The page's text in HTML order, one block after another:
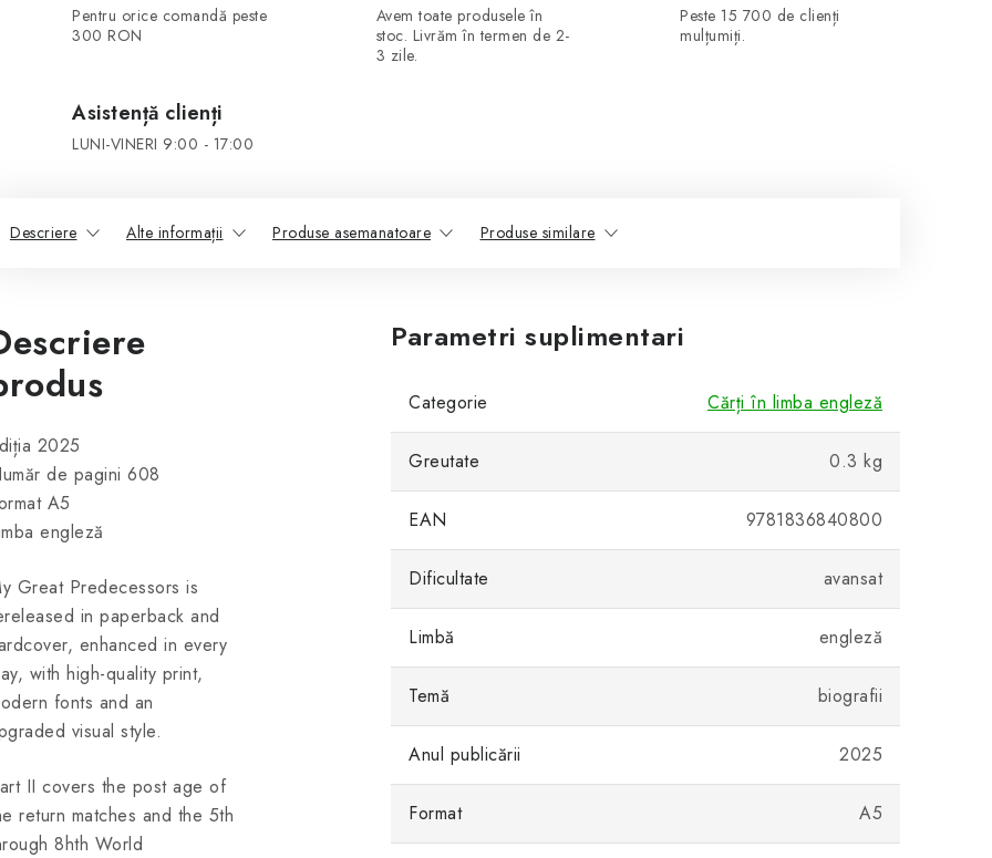
Pentru orice comandă peste
300 RON
Avem toate produsele în
stoc. Livrăm în termen de 2-
3 zile.
Peste 15 700 de clienți
mulțumiți.
Asistență clienți
LUNI-VINERI 9:00 - 17:00
Descriere Alte informații Produse asemanatoare Produse similare
2025
de pagini 608
A5
engleză
Great Predecessors is
in paperback and
enhanced in every
with high-quality print,
fonts and an
visual style.
II covers the post age of
return matches and the 5th
8hth World
Parametri suplimentari
Categorie Cărți în limba engleză
Greutate 0.3 kg
EAN 9781836840800
Dificultate avansat
Limbă engleză
Temă biografii
Anul publicării 2025
Format A5